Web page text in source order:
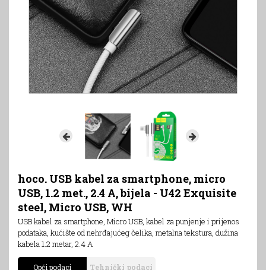
hoco. USB kabel za smartphone, micro
USB, 1.2 met., 2.4 A, bijela - U42 Exquisite
steel, Micro USB, WH
USB kabel za smartphone, Micro USB, kabel za punjenje i prijenos
podataka, kućište od nehrđajućeg čelika, metalna tekstura, dužina
kabela 1.2 metar, 2.4 A
Opći podaci Tehnički podaci